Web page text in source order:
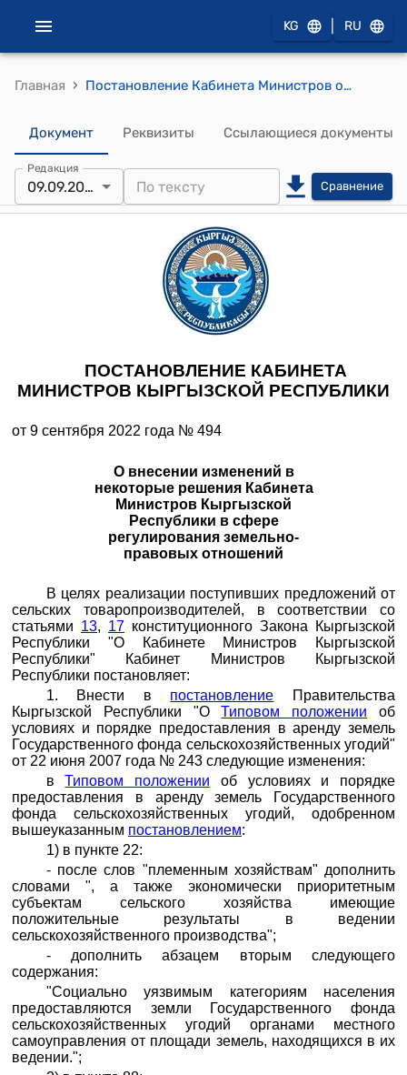
KG RU
Главная › Постановление Кабинета Министров от 9 сентября 2022 года № 494 "О внесении изменений в некоторые решения Кабинета Министров Кыргызской Республики в сфере регулирования земельно-правовых отношений"
Документ Реквизиты Ссылающиеся документы
Редакция
09.09.2022 Сравнение